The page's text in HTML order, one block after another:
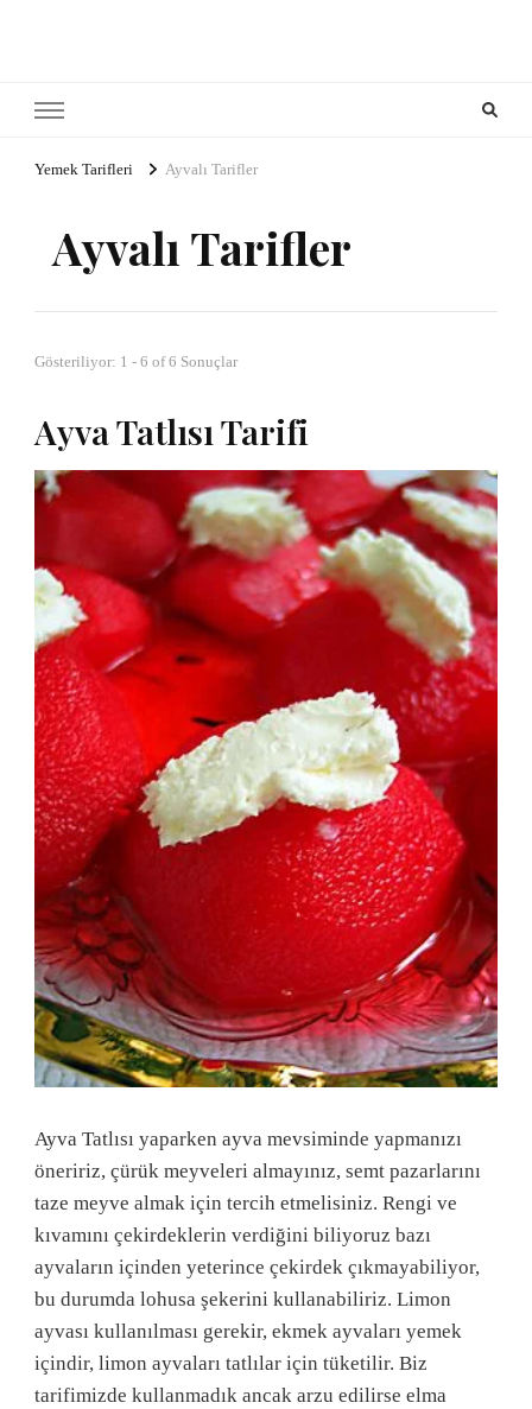
Yemek Tarifleri Ayvalı Tarifler
Ayvalı Tarifler
Gösteriliyor: 1 - 6 of 6 Sonuçlar
Ayva Tatlısı Tarifi
Ayva Tatlısı yaparken ayva mevsiminde yapmanızı
öneririz, çürük meyveleri almayınız, semt pazarlarını
taze meyve almak için tercih etmelisiniz. Rengi ve
kıvamını çekirdeklerin verdiğini biliyoruz bazı
ayvaların içinden yeterince çekirdek çıkmayabiliyor,
bu durumda lohusa şekerini kullanabiliriz. Limon
ayvası kullanılması gerekir, ekmek ayvaları yemek
içindir, limon ayvaları tatlılar için tüketilir. Biz
tarifimizde kullanmadık ancak arzu edilirse elma